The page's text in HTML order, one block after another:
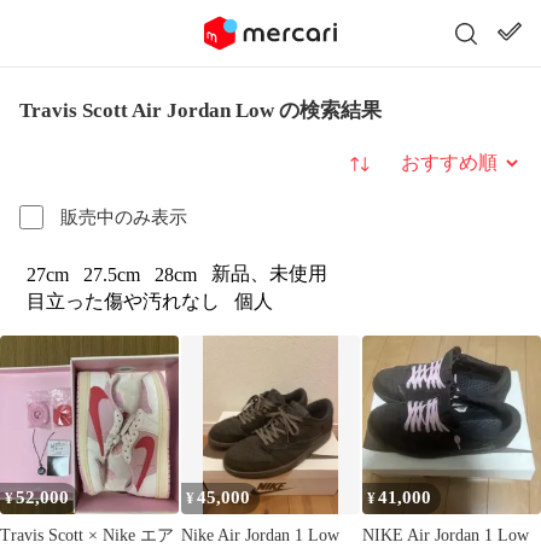
Travis Scott Air Jordan Low の検索結果
販売中のみ表示
並び替え
27cm 27.5cm 28cm
新品、未使用
目立った傷や汚れなし
個人
¥52,000
Travis Scott × Nike エア
¥45,000
Nike Air Jordan 1 Low
¥41,000
NIKE Air Jordan 1 Low